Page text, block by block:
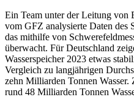
Ein Team unter der Leitung von
vom GFZ analysierte Daten des
das mithilfe von
überwacht. Für Deutschland
Wasserspeicher 2023 etwas
Vergleich zu langjährigen
zehn Milliarden Tonnen Wasser.
rund 48 Milliarden Tonnen